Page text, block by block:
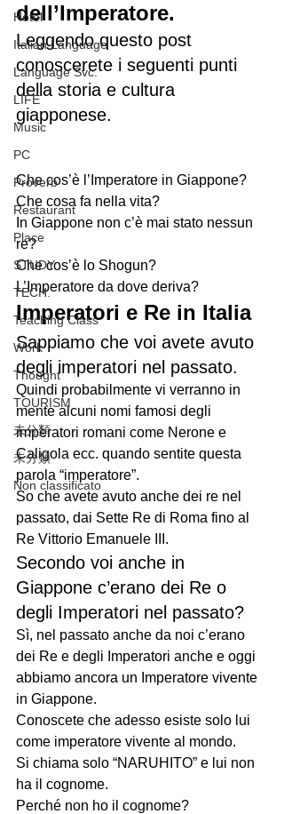
Hotel
Italian Language
Language Svc.
LIFE
Music
PC
Proverb
Restaurant
Place
STUDY
TECH.
Teaching Class
Work
Thought
TOURISM
未分類
未分類
Non classificato
dell’Imperatore.
Leggendo questo post
conoscerete i seguenti punti
della storia e cultura
giapponese.
Che cos’è l’Imperatore in Giappone?
Che cosa fa nella vita?
In Giappone non c’è mai stato nessun
re?
Che cos’è lo Shogun?
L’Imperatore da dove deriva?
Imperatori e Re in Italia
Sappiamo che voi avete avuto
degli imperatori nel passato.
Quindi probabilmente vi verranno in
mente alcuni nomi famosi degli
imperatori romani come Nerone e
Caligola ecc. quando sentite questa
parola “imperatore”.
So che avete avuto anche dei re nel
passato, dai Sette Re di Roma fino al
Re Vittorio Emanuele III.
Secondo voi anche in
Giappone c’erano dei Re o
degli Imperatori nel passato?
Sì, nel passato anche da noi c’erano
dei Re e degli Imperatori anche e oggi
abbiamo ancora un Imperatore vivente
in Giappone.
Conoscete che adesso esiste solo lui
come imperatore vivente al mondo.
Si chiama solo “NARUHITO” e lui non
ha il cognome.
Perché non ho il cognome?